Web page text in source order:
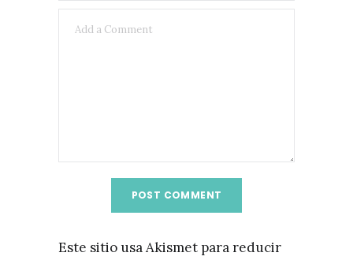
Este sitio usa Akismet para reducir